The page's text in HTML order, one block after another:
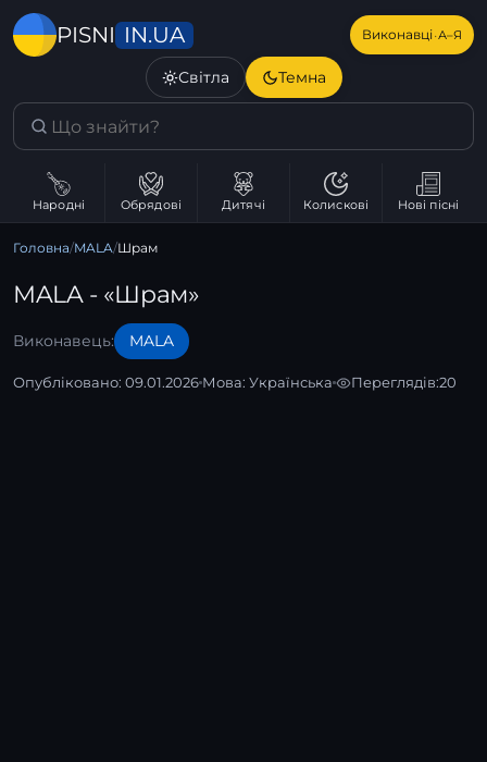
PISNI IN.UA Виконавці·А–Я
Світла Темна
Народні Обрядові Дитячі Колискові Нові пісні
Головна/MALA/Шрам
MALA - «Шрам»
Виконавець: MALA
Опубліковано: 09.01.2026 Мова: Українська Переглядів:20